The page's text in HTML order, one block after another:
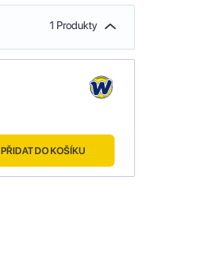
1 Produkty
PŘIDAT DO KOŠÍKU